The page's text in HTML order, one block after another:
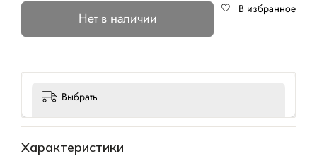
Нет в наличии
В избранное
Выбрать
Характеристики